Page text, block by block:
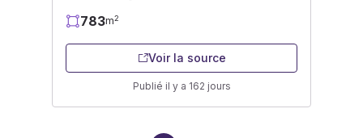
783m2
Voir la source
Publié il y a 162 jours